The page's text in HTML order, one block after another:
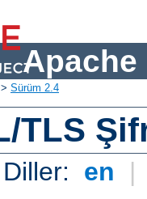
Apache
> Sürüm 2.4
TLS
en |